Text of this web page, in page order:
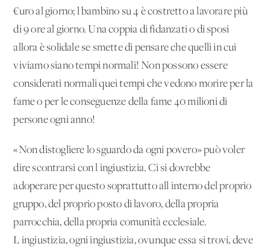
€uro al giorno; l bambino su 4 è costretto a lavorare più
di 9 ore al giorno. Una coppia di fidanzati o di sposi
allora è solidale se smette di pensare che quelli in cui
viviamo siano tempi normali! Non possono essere
considerati normali quei tempi che vedono morire per la
fame o per le conseguenze della fame 40 milioni di
persone ogni anno!
«Non distogliere lo sguardo da ogni povero» può voler
dire scontrarsi con l'ingiustizia. Ci si dovrebbe
adoperare per questo soprattutto all'interno del proprio
gruppo, del proprio posto di lavoro, della propria
parrocchia, della propria comunità ecclesiale.
L'ingiustizia, ogni ingiustizia, ovunque essa si trovi, deve